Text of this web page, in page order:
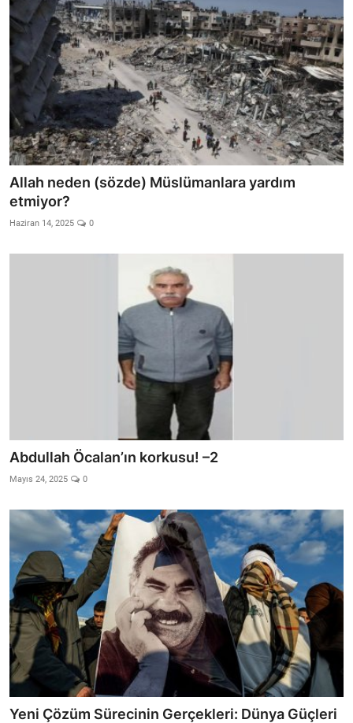
Allah neden (sözde) Müslümanlara yardım
etmiyor?
Haziran 14, 2025 0
Abdullah Öcalan’ın korkusu! –2
Mayıs 24, 2025 0
Yeni Çözüm Sürecinin Gerçekleri: Dünya Güçleri